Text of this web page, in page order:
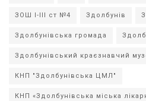
ЗОШ І-ІІІ ст №4 Здолбунів
Здолбунівська громада
Здолбунівський краєзнавчий
КНП "Здолбунівська ЦМЛ"
КНП «Здолбунівська міська